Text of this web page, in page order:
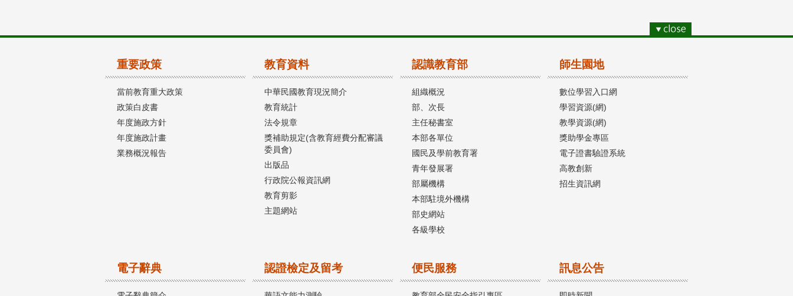
重要政策
當前教育重大政策
政策白皮書
年度施政方針
年度施政計畫
業務概況報告
教育資料
中華民國教育現況簡介
教育統計
法令規章
獎補助規定(含教育經費分配審議
委員會)
出版品
行政院公報資訊網
教育剪影
主題網站
認識教育部
組織概況
部、次長
主任秘書室
本部各單位
國民及學前教育署
青年發展署
部屬機構
本部駐境外機構
部史網站
各級學校
師生園地
數位學習入口網
學習資源(網)
教學資源(網)
獎助學金專區
電子證書驗證系統
高教創新
招生資訊網
電子辭典 認證檢定及留考 便民服務 訊息公告